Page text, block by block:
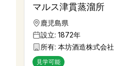
マルス津貫蒸溜所
鹿児島県
設立: 1872年
所有: 本坊酒造株式会社
見学可能